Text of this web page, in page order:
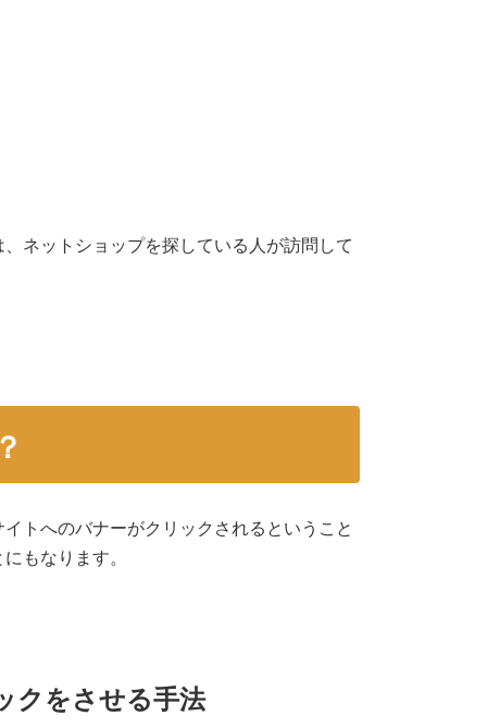
ネットショップを探している人が訪問して
トへのバナーがクリックされるということ
もなります。
クをさせる手法